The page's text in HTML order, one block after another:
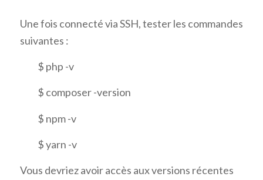
Une fois connecté via SSH, tester les commandes
suivantes :
$ php -v
$ composer -version
$ npm -v
$ yarn -v
Vous devriez avoir accès aux versions récentes